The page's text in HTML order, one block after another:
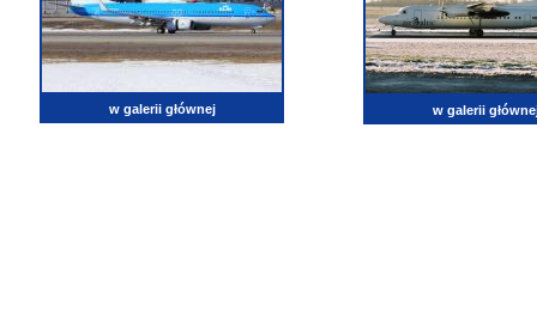
w galerii głównej w galerii